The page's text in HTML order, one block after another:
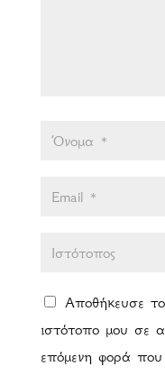
Αποθήκευσε
ιστότοπο μου σε
επόμενη φορά